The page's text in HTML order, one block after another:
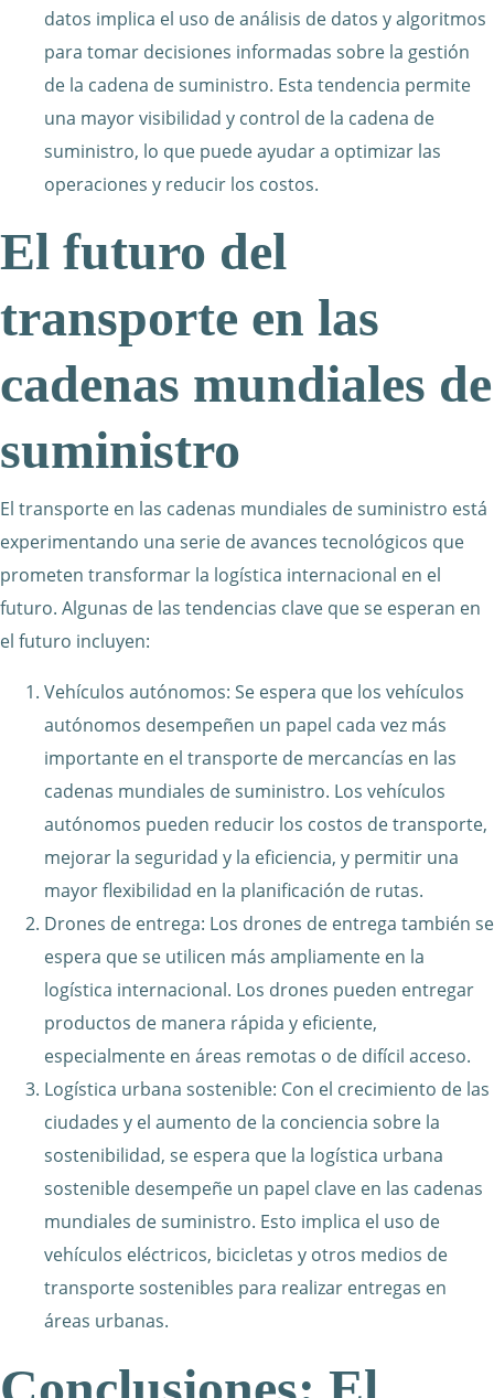
datos implica el uso de análisis de datos y algoritmos
para tomar decisiones informadas sobre la gestión
de la cadena de suministro. Esta tendencia permite
una mayor visibilidad y control de la cadena de
suministro, lo que puede ayudar a optimizar las
operaciones y reducir los costos.
El futuro del
transporte en las
cadenas mundiales de
suministro
El transporte en las cadenas mundiales de suministro está
experimentando una serie de avances tecnológicos que
prometen transformar la logística internacional en el
futuro. Algunas de las tendencias clave que se esperan en
el futuro incluyen:
Vehículos autónomos: Se espera que los vehículos
autónomos desempeñen un papel cada vez más
importante en el transporte de mercancías en las
cadenas mundiales de suministro. Los vehículos
autónomos pueden reducir los costos de transporte,
mejorar la seguridad y la eficiencia, y permitir una
mayor flexibilidad en la planificación de rutas.
Drones de entrega: Los drones de entrega también se
espera que se utilicen más ampliamente en la
logística internacional. Los drones pueden entregar
productos de manera rápida y eficiente,
especialmente en áreas remotas o de difícil acceso.
Logística urbana sostenible: Con el crecimiento de las
ciudades y el aumento de la conciencia sobre la
sostenibilidad, se espera que la logística urbana
sostenible desempeñe un papel clave en las cadenas
mundiales de suministro. Esto implica el uso de
vehículos eléctricos, bicicletas y otros medios de
transporte sostenibles para realizar entregas en
áreas urbanas.